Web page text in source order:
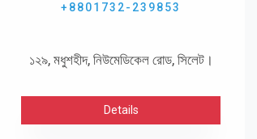
+8801732-239853
১২৯, মধুশহীদ, নিউমেডিকেল রোড, সিলেট।
Details